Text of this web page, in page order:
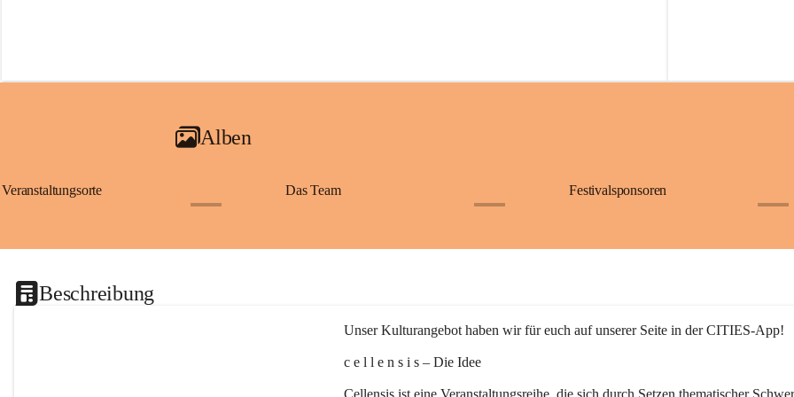
Alben
Veranstaltungsorte Das Team Festivalsponsoren
Beschreibung
Unser Kulturangebot haben wir für euch auf unserer Seite in der CITIES-App!
c e l l e n s i s – Die Idee
Cellensis ist eine Veranstaltungsreihe, die sich durch Setzen thematischer